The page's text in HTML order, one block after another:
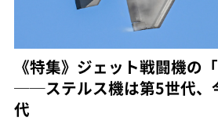
《特集》ジェット戦闘機の
──ステルス機は第5世代、
代